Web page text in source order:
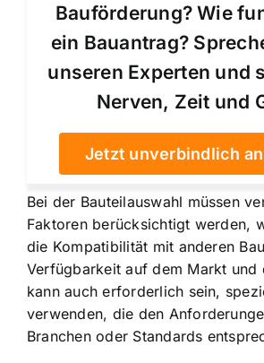
Bauförderung? Wie
ein Bauantrag?
unseren Experten und
Nerven, Zeit und
Jetzt unverbindlich
Bei der Bauteilauswahl müssen
Faktoren berücksichtigt werden,
die Kompatibilität mit anderen
Verfügbarkeit auf dem Markt und
kann auch erforderlich sein,
verwenden, die den
Branchen oder Standards